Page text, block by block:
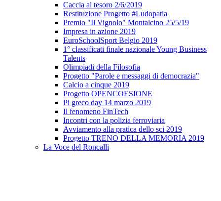
Caccia al tesoro 2/6/2019
Restituzione Progetto #Ludopatia
Premio "Il Vignolo" Montalcino 25/5/19
Impresa in azione 2019
EuroSchoolSport Belgio 2019
1° classificati finale nazionale Young Business
Talents
Olimpiadi della Filosofia
Progetto "Parole e messaggi di democrazia"
Calcio a cinque 2019
Progetto OPENCOESIONE
Pi greco day 14 marzo 2019
Il fenomeno FinTech
Incontri con la polizia ferroviaria
Avviamento alla pratica dello sci 2019
Progetto TRENO DELLA MEMORIA 2019
La Voce del Roncalli